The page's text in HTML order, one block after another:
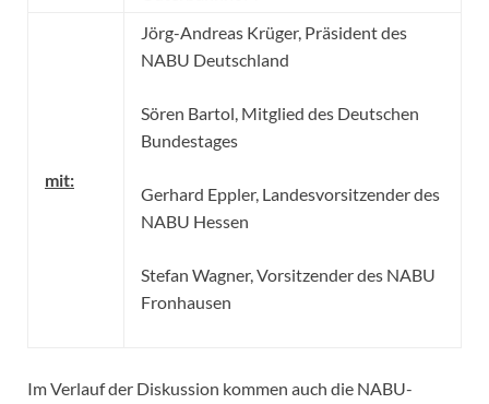
mit:
Jörg-Andreas Krüger, Präsident des
NABU Deutschland
Sören Bartol, Mitglied des Deutschen
Bundestages
Gerhard Eppler, Landesvorsitzender des
NABU Hessen
Stefan Wagner,Vorsitzender des NABU
Fronhausen
Im Verlauf der Diskussion kommen auch die NABU-